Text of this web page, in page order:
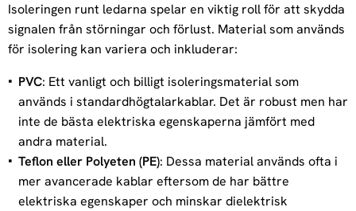
Isoleringen runt ledarna spelar en viktig roll för att skydda
signalen från störningar och förlust. Material som används
för isolering kan variera och inkluderar:
PVC: Ett vanligt och billigt isoleringsmaterial som
används i standardhögtalarkablar. Det är robust men har
inte de bästa elektriska egenskaperna jämfört med
andra material.
Teflon eller Polyeten (PE): Dessa material används ofta i
mer avancerade kablar eftersom de har bättre
elektriska egenskaper och minskar dielektrisk